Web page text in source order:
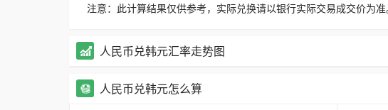
注意：此计算结果仅供参考，实际兑换请以银行实际交易成交价为准
人民币兑韩元汇率走势图
人民币兑韩元怎么算